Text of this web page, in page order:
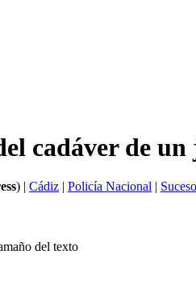
cadáver de
) | Cádiz | Policía Nacional |